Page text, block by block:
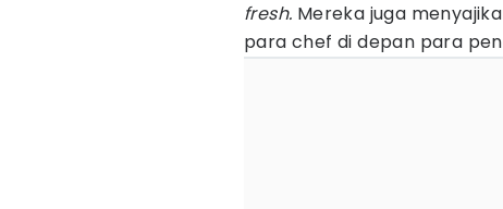
fresh. Mereka juga
para chef di depan para